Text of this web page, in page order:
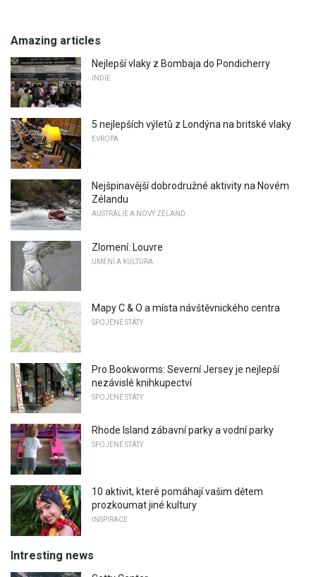
Amazing articles
Nejlepší vlaky z Bombaja do Pondicherry
INDIE
5 nejlepších výletů z Londýna na britské vlaky
EVROPA
Nejšpinavější dobrodružné aktivity na Novém
Zélandu
AUSTRÁLIE A NOVÝ ZÉLAND
Zlomení: Louvre
UMĚNÍ A KULTURA
Mapy C & O a místa návštěvnického centra
SPOJENÉ STÁTY
Pro Bookworms: Severní Jersey je nejlepší
nezávislé knihkupectví
SPOJENÉ STÁTY
Rhode Island zábavní parky a vodní parky
SPOJENÉ STÁTY
10 aktivit, které pomáhají vašim dětem
prozkoumat jiné kultury
INSPIRACE
Intresting news